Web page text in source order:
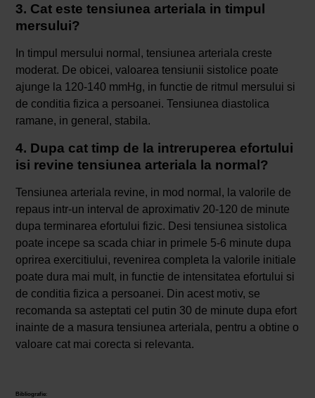
3. Cat este tensiunea arteriala in timpul
mersului?
In timpul mersului normal, tensiunea arteriala creste
moderat. De obicei, valoarea tensiunii sistolice poate
ajunge la 120-140 mmHg, in functie de ritmul mersului si
de conditia fizica a persoanei. Tensiunea diastolica
ramane, in general, stabila.
4. Dupa cat timp de la intreruperea efortului
isi revine tensiunea arteriala la normal?
Tensiunea arteriala revine, in mod normal, la valorile de
repaus intr-un interval de aproximativ 20-120 de minute
dupa terminarea efortului fizic. Desi tensiunea sistolica
poate incepe sa scada chiar in primele 5-6 minute dupa
oprirea exercitiului, revenirea completa la valorile initiale
poate dura mai mult, in functie de intensitatea efortului si
de conditia fizica a persoanei. Din acest motiv, se
recomanda sa asteptati cel putin 30 de minute dupa efort
inainte de a masura tensiunea arteriala, pentru a obtine o
valoare cat mai corecta si relevanta.
Bibliografie: